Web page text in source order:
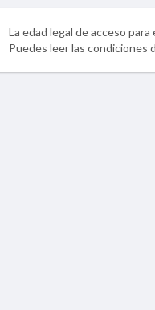
La edad legal de acceso
Puedes leer las condiciones